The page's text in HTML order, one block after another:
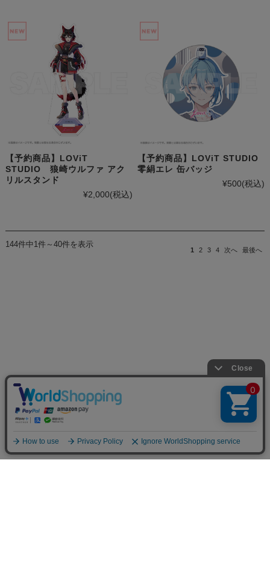
【予約商品】LOViT
STUDIO 狼崎ウルファ アク
リルスタンド
¥2,000(税込)
【予約商品】LOViT STUDIO
零絹エレ 缶バッジ
¥500(税込)
144件中1件～40件を表示
1 2 3 4 次へ 最後へ